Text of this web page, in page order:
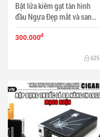
Bật lửa kiêm gạt tàn hình
đầu Ngựa Đẹp mắt và sang
trọng DH-A801 MS77 021 -
Mã SP: BL00468
300.000đ
625